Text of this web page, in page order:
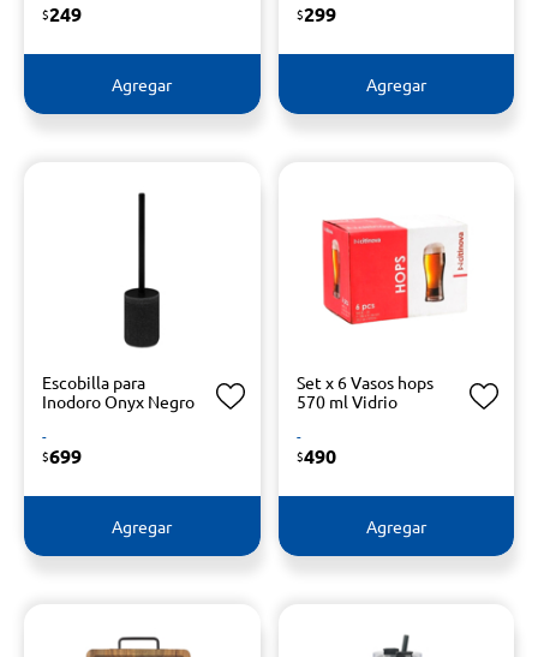
$249
Agregar
$299
Agregar
Escobilla para
Inodoro Onyx Negro
-
$699
Agregar
Set x 6 Vasos hops
570 ml Vidrio
-
$490
Agregar